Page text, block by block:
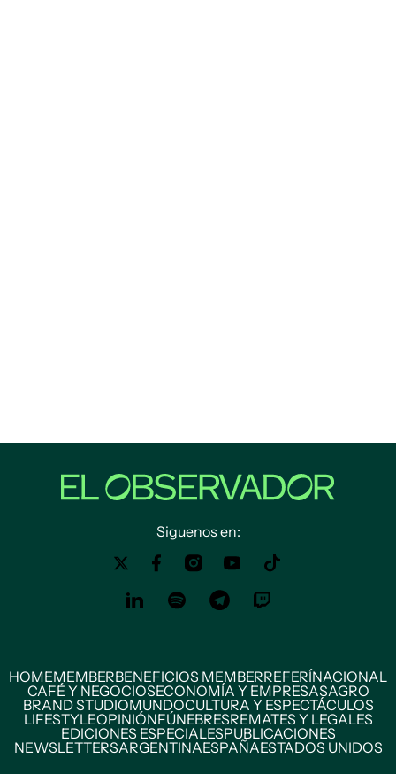
Siguenos en:
HOMEMEMBERBENEFICIOS MEMBERREFERÍNACIONAL
CAFÉ Y NEGOCIOSECONOMÍA Y EMPRESASAGRO
BRAND STUDIOMUNDOCULTURA Y ESPECTÁCULOS
LIFESTYLEOPINIÓNFÚNEBRESREMATES Y LEGALES
EDICIONES ESPECIALESPUBLICACIONES
NEWSLETTERSARGENTINAESPAÑAESTADOS UNIDOS